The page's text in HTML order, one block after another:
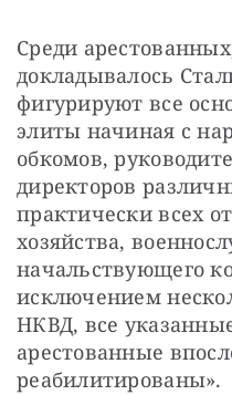
Среди
докладывалось
фигурируют все
элиты начиная с
обкомов,
директоров
практически всех
хозяйства,
начальствующего
исключением
НКВД, все
арестованные
реабилитированы».